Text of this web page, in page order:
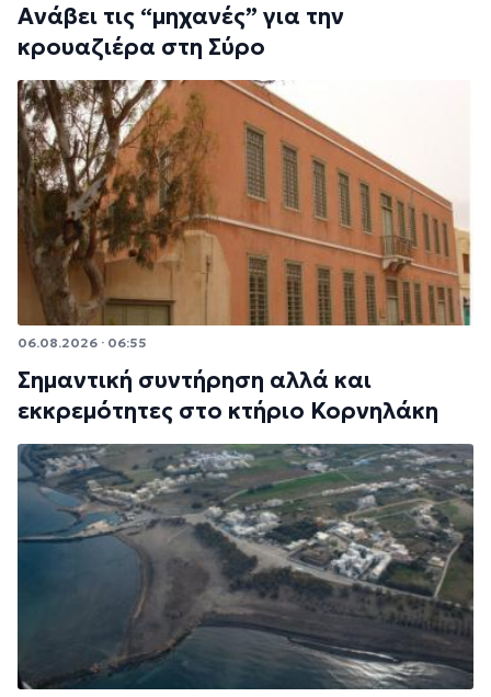
Ανάβει τις “μηχανές” για την
κρουαζιέρα στη Σύρο
06.08.2026 · 06:55
Σημαντική συντήρηση αλλά και
εκκρεμότητες στο κτήριο Κορνηλάκη